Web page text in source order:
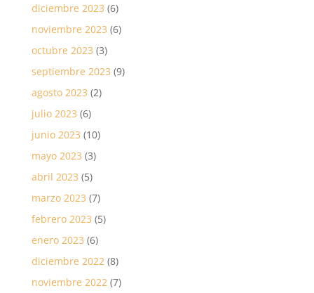
diciembre 2023 (6)
noviembre 2023 (6)
octubre 2023 (3)
septiembre 2023 (9)
agosto 2023 (2)
julio 2023 (6)
junio 2023 (10)
mayo 2023 (3)
abril 2023 (5)
marzo 2023 (7)
febrero 2023 (5)
enero 2023 (6)
diciembre 2022 (8)
noviembre 2022 (7)